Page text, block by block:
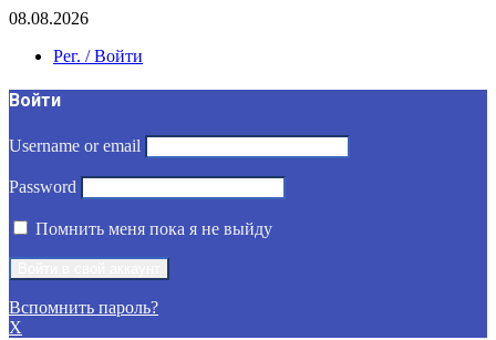
08.08.2026
Рег. / Войти
Войти
Username or email
Password
Помнить меня пока я не выйду
Вспомнить пароль?
X